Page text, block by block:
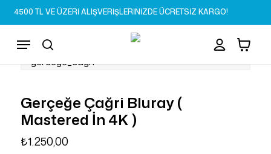
Skip
to
content
4500 TL VE ÜZERİ ALIŞVERİŞLERİNİZDE ÜCRETSİZ KARGO!
search
Menu Sepet Close
Cart
Gerçeğe Çağri Bluray (
Mastered İn 4K )
₺1.250,00